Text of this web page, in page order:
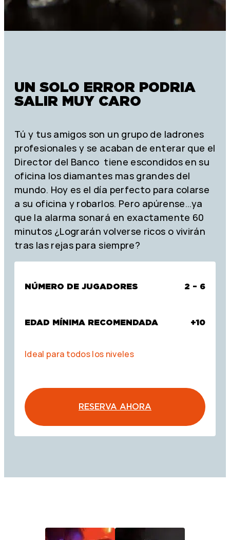
UN SOLO ERROR PODRIA
SALIR MUY CARO
Tú y tus amigos son un grupo de ladrones
profesionales y se acaban de enterar que el
Director del Banco tiene escondidos en su
oficina los diamantes mas grandes del
mundo. Hoy es el día perfecto para colarse
a su oficina y robarlos. Pero apúrense…ya
que la alarma sonará en exactamente 60
minutos ¿Lograrán volverse ricos o vivirán
tras las rejas para siempre?
NÚMERO DE JUGADORES 2 – 6
EDAD MÍNIMA RECOMENDADA +10
Ideal para todos los niveles
RESERVA AHORA